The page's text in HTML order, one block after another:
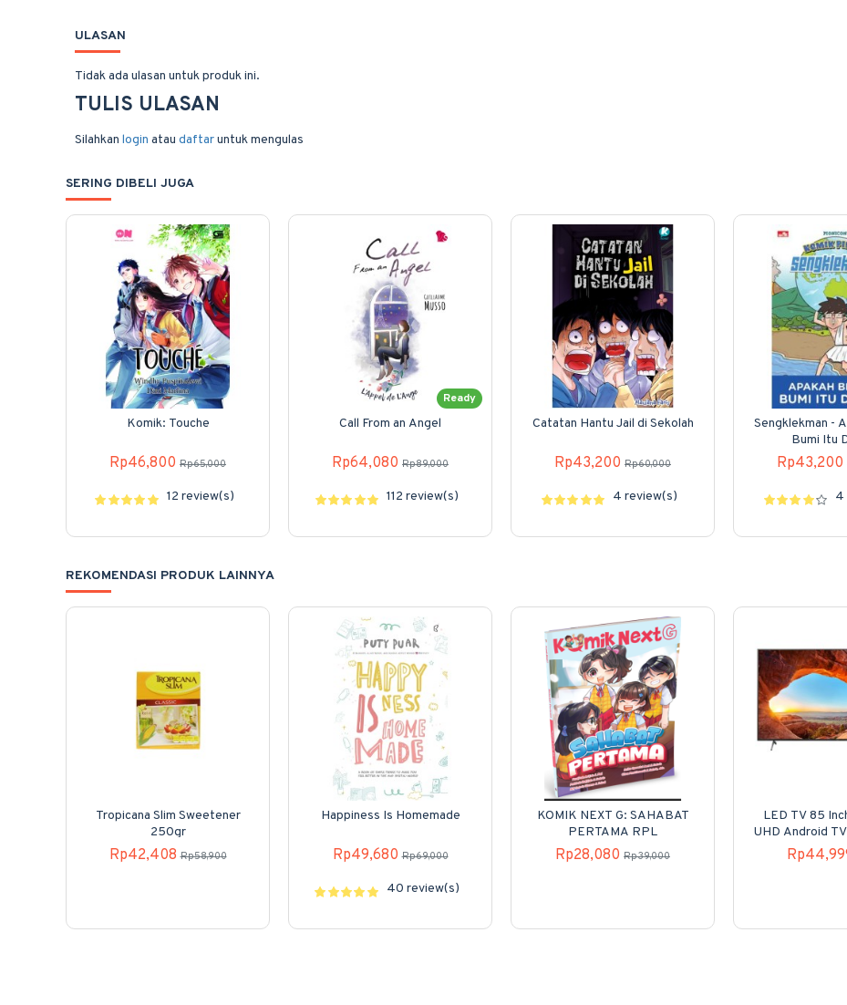
ULASAN
Tidak ada ulasan untuk produk ini.
TULIS ULASAN
Silahkan login atau daftaruntuk mengulas
SERING DIBELI JUGA
Komik: Touche
Rp46,800 Rp65,000
12 review(s)
Ready
Call From an Angel
Rp64,080 Rp89,000
112 review(s)
Catatan Hantu Jail di Sekolah
Rp43,200 Rp60,000
4 review(s)
Sengklekman -
Bumi Itu
Rp43,200
4
REKOMENDASI PRODUK LAINNYA
Tropicana Slim Sweetener
250gr
Rp42,408 Rp58,900
Happiness Is Homemade
Rp49,680 Rp69,000
40 review(s)
KOMIK NEXT G: SAHABAT
PERTAMA RPL
Rp28,080 Rp39,000
LED TV 85
UHD Android